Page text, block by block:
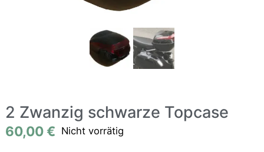
2 Zwanzig schwarze Topcase
60,00€ Nicht vorrätig